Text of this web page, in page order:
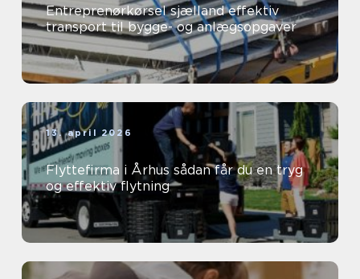
Entreprenørkørsel sjælland effektiv
transport til bygge- og anlægsopgaver
13. april 2026
Flyttefirma i Århus sådan får du en tryg
og effektiv flytning